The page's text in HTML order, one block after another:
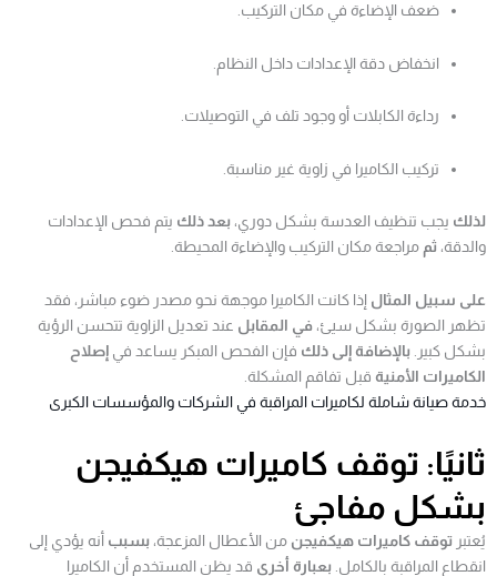
ضعف الإضاءة في مكان التركيب.
انخفاض دقة الإعدادات داخل النظام.
رداءة الكابلات أو وجود تلف في التوصيلات.
تركيب الكاميرا في زاوية غير مناسبة.
لذلك يجب تنظيف العدسة بشكل دوري، بعد ذلك يتم فحص الإعدادات
والدقة، ثم مراجعة مكان التركيب والإضاءة المحيطة.
على سبيل المثال إذا كانت الكاميرا موجهة نحو مصدر ضوء مباشر، فقد
تظهر الصورة بشكل سيئ، في المقابل عند تعديل الزاوية تتحسن الرؤية
بشكل كبير. بالإضافة إلى ذلك فإن الفحص المبكر يساعد في إصلاح
الكاميرات الأمنية قبل تفاقم المشكلة.
خدمة صيانة شاملة لكاميرات المراقبة في الشركات والمؤسسات الكبرى
ثانيًا: توقف كاميرات هيكفيجن
بشكل مفاجئ
يُعتبر توقف كاميرات هيكفيجن من الأعطال المزعجة، بسبب أنه يؤدي إلى
انقطاع المراقبة بالكامل. بعبارة أخرى قد يظن المستخدم أن الكاميرا